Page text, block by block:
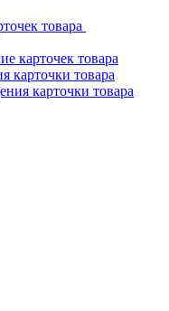
товара
карточек товара
карточки товара
карточки товара